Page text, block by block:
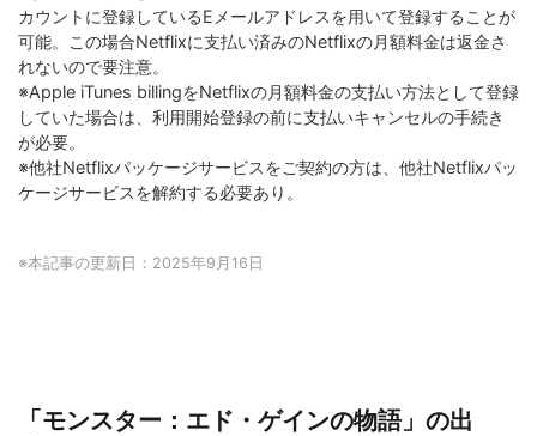
カウントに登録しているEメールアドレスを用いて登録することが
可能。この場合Netflixに支払い済みのNetflixの月額料金は返金さ
れないので要注意。
※Apple iTunes billingをNetflixの月額料金の支払い方法として登録
していた場合は、利用開始登録の前に支払いキャンセルの手続き
が必要。
※他社Netflixパッケージサービスをご契約の方は、他社Netflixパッ
ケージサービスを解約する必要あり。
※本記事の更新日：2025年9月16日
「モンスター：エド・ゲインの物語」の出